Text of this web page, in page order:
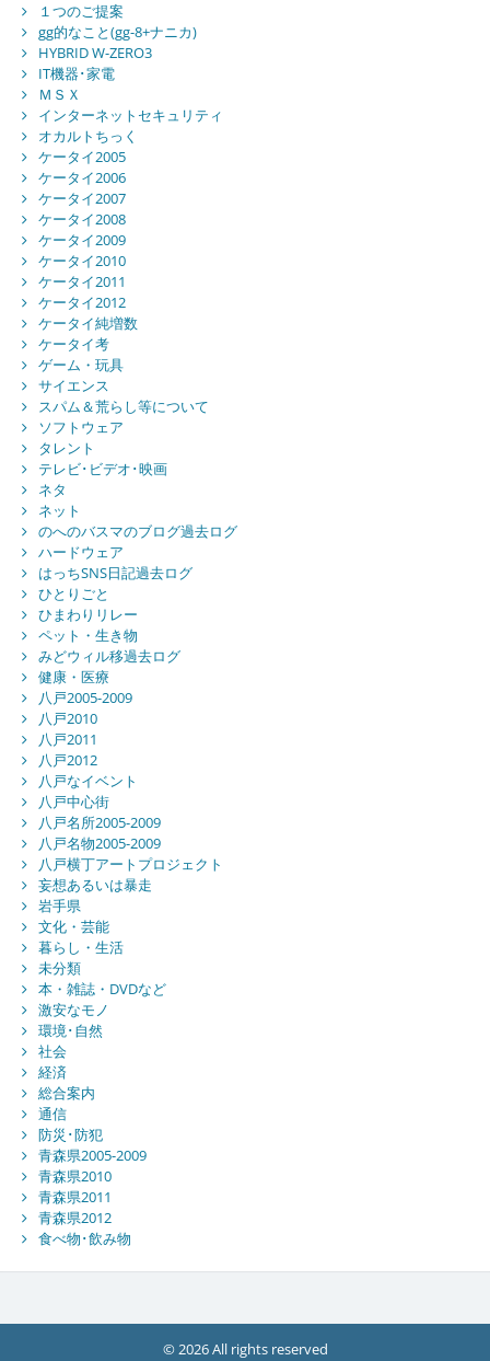
１つのご提案
gg的なこと(gg-8+ナニカ)
HYBRID W-ZERO3
IT機器･家電
ＭＳＸ
インターネットセキュリティ
オカルトちっく
ケータイ2005
ケータイ2006
ケータイ2007
ケータイ2008
ケータイ2009
ケータイ2010
ケータイ2011
ケータイ2012
ケータイ純増数
ケータイ考
ゲーム・玩具
サイエンス
スパム＆荒らし等について
ソフトウェア
タレント
テレビ･ビデオ･映画
ネタ
ネット
のへのバスマのブログ過去ログ
ハードウェア
はっちSNS日記過去ログ
ひとりごと
ひまわりリレー
ペット・生き物
みどウィル移過去ログ
健康・医療
八戸2005-2009
八戸2010
八戸2011
八戸2012
八戸なイベント
八戸中心街
八戸名所2005-2009
八戸名物2005-2009
八戸横丁アートプロジェクト
妄想あるいは暴走
岩手県
文化・芸能
暮らし・生活
未分類
本・雑誌・DVDなど
激安なモノ
環境･自然
社会
経済
総合案内
通信
防災･防犯
青森県2005-2009
青森県2010
青森県2011
青森県2012
食べ物･飲み物
© 2026 All rights reserved